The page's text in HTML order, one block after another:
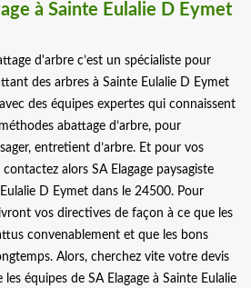
à Sainte Eulalie D Eymet
d'arbre c’est un spécialiste pour
des arbres à Sainte Eulalie D Eymet
des équipes expertes qui connaissent
abattage d’arbre, pour
entretient d’arbre. Et pour vos
alors SA Elagage paysagiste
D Eymet dans le 24500. Pour
vos directives de façon à ce que les
convenablement et que les bons
Alors, cherchez vite votre devis
équipes de SA Elagage à Sainte Eulalie